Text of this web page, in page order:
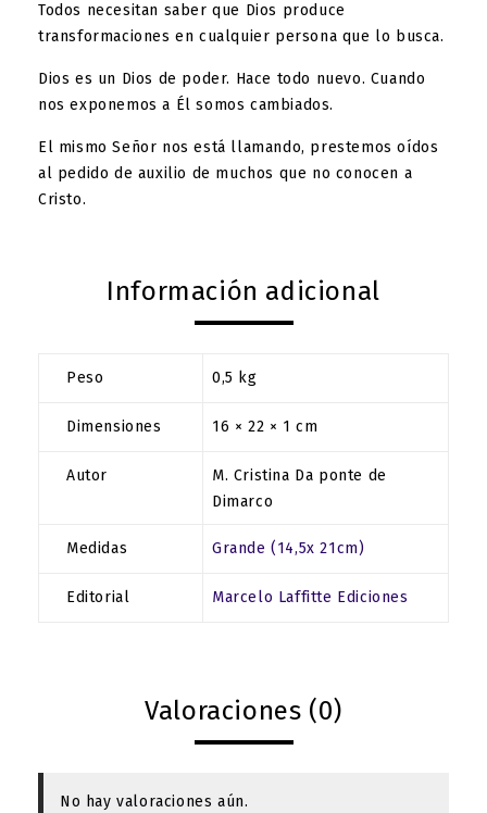
Todos necesitan saber que Dios produce
transformaciones en cualquier persona que lo busca.
Dios es un Dios de poder. Hace todo nuevo. Cuando
nos exponemos a Él somos cambiados.
El mismo Señor nos está llamando, prestemos oídos
al pedido de auxilio de muchos que no conocen a
Cristo.
Información adicional
Peso 0,5 kg
Dimensiones 16 × 22 × 1 cm
Autor
M. Cristina Da ponte de
Dimarco
Medidas Grande (14,5x 21cm)
Editorial Marcelo Laffitte Ediciones
Valoraciones (0)
No hay valoraciones aún.